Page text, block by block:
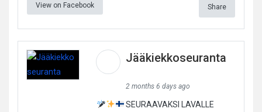
View on Facebook Share
Jääkiekkoseuranta
2 months 6 days ago
SEURAAVAKSI LAVALLE